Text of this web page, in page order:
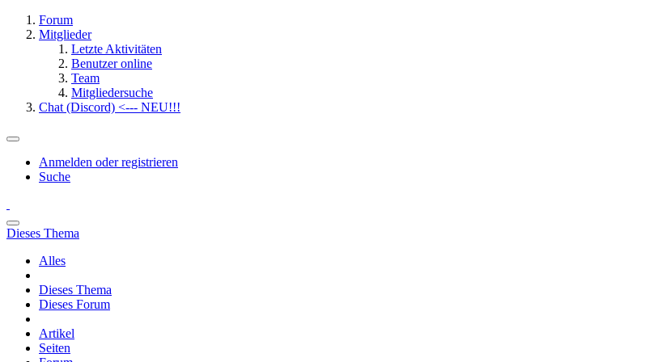
Forum
Mitglieder
Letzte Aktivitäten
Benutzer online
Team
Mitgliedersuche
Chat (Discord) <--- NEU!!!
Anmelden oder registrieren
Suche
Dieses Thema
Alles
Dieses Thema
Dieses Forum
Artikel
Seiten